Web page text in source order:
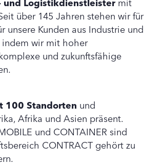
über 145 Jahren stehen wir für
unsere Kunden aus Industrie und
wir mit hoher
und zukunftsfähige
100 Standorten und
Afrika und Asien präsent.
und CONTAINER sind
CONTRACT gehört zu